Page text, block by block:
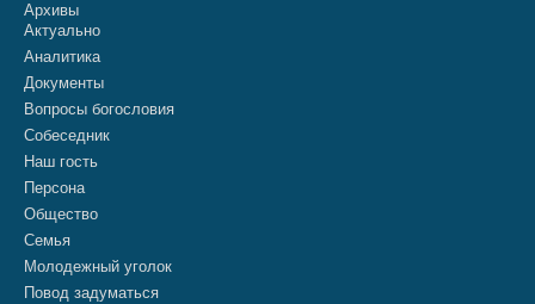
Архивы
Актуально
Аналитика
Документы
Вопросы богословия
Собеседник
Наш гость
Персона
Общество
Семья
Молодежный уголок
Повод задуматься